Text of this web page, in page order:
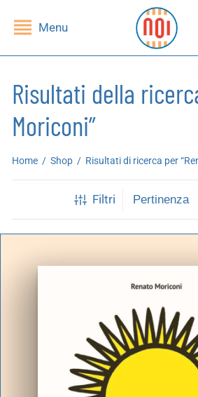
Menu
Risultati della
Moriconi”
Home / Shop / Risultati di ricerca per
Filtri
DI LETTURA